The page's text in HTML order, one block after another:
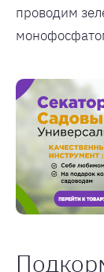
проводим